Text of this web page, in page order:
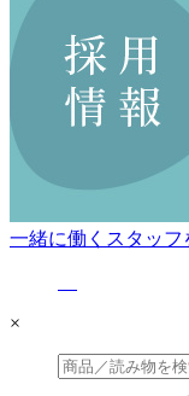
一緒に働くスタッフ
×